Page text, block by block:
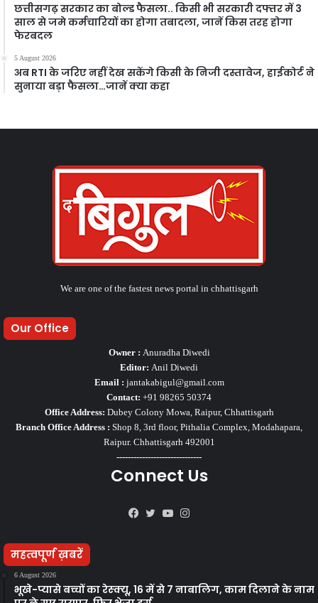
छत्तीसगढ़ सरकार का बोल्ड फैसला.. किसी भी सरकारी दफ्तर में 3
साल से जमे कर्मचारियों का होगा तबादला, जानें किस तरह होगा
फेरबदल
5 August 2026
अब RTI के जरिए नहीं देख सकेंगे किसी के निजी दस्तावेज, हाईकोर्ट ने
सुनाया बड़ा फैसला…जानें क्या कहा
We are one of the fastest news portal in chhattisgarh
Our Office
Owner : Anuradha Diwedi
Editor: Anil Diwedi
Email : jantakabigul@gmail.com
Contact: +91 98265 50374
Office Address: Dubey Colony Mowa, Raipur, Chhattisgarh
Branch Office Address : Shop 8, 3rd floor, Pithalia Complex, Modahapara,
Raipur. Chhattisgarh 492001
------------------------------
Connect Us
Facebook
TwitterYouTube
महत्वपूर्ण ख़बरें
6 August 2026
भूखे-प्यासे बच्चों का रेस्क्यू, 16 में से 7 नाबालिग, काम दिलाने के नाम